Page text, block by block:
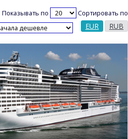
Показывать по Сортировать по
EUR RUB